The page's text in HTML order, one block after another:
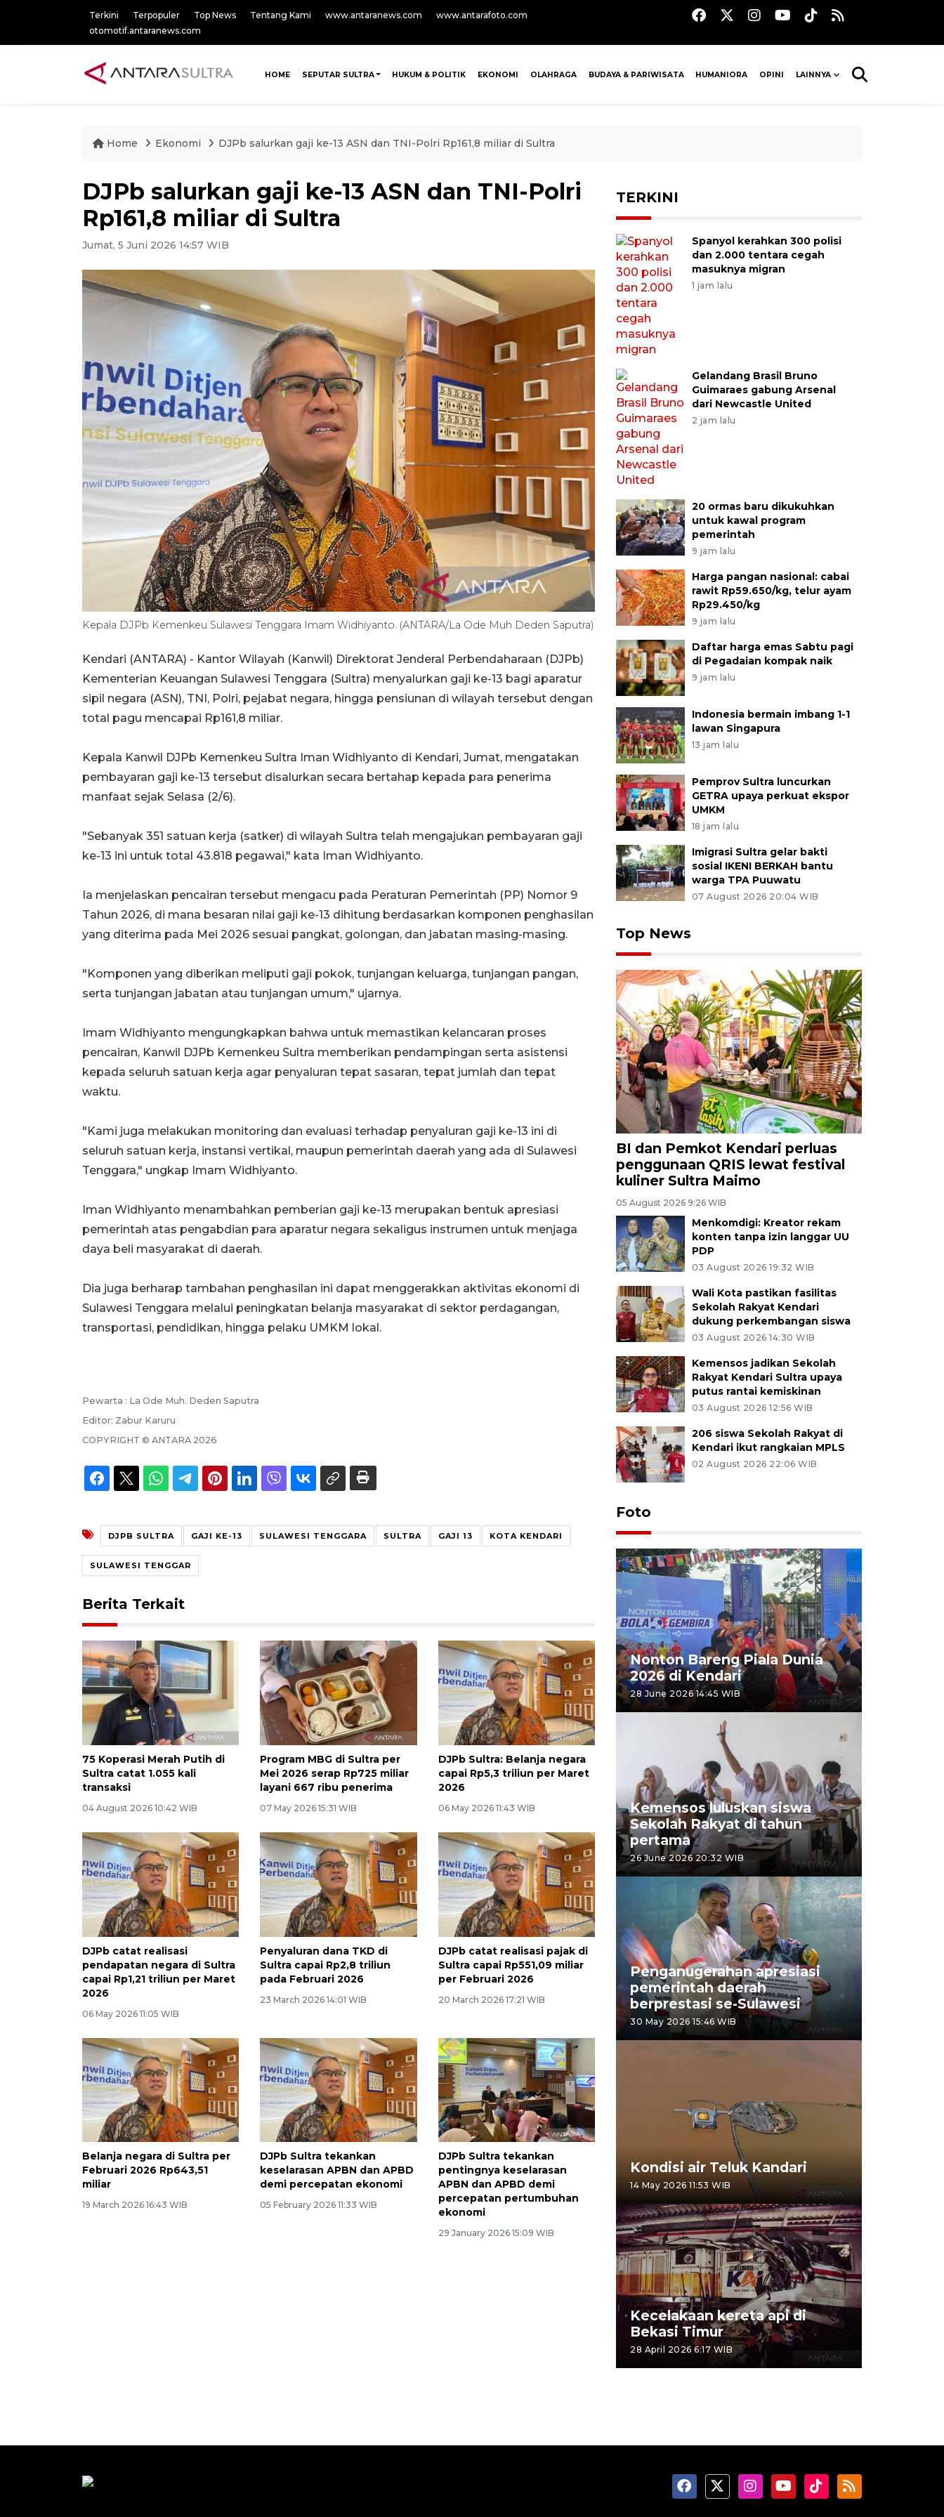
Terkini Terpopuler Top News Tentang Kami www.antaranews.com
www.antarafoto.com
otomotif.antaranews.com
HOME SEPUTAR SULTRA HUKUM & POLITIK EKONOMI OLAHRAGA BUDAYA & PARIWISATA HUMANIORA OPINI LAINNYA
Home Ekonomi DJPb salurkan gaji ke-13 ASN dan TNI-Polri Rp161,8 miliar di Sultra
DJPb salurkan gaji ke-13 ASN dan TNI-Polri
Rp161,8 miliar di Sultra
Jumat, 5 Juni 2026 14:57 WIB
Kepala DJPb Kemenkeu Sulawesi Tenggara Imam Widhiyanto. (ANTARA/La Ode Muh Deden Saputra)
Kendari (ANTARA) - Kantor Wilayah (Kanwil) Direktorat Jenderal Perbendaharaan (DJPb)
Kementerian Keuangan Sulawesi Tenggara (Sultra) menyalurkan gaji ke-13 bagi aparatur
sipil negara (ASN), TNI, Polri, pejabat negara, hingga pensiunan di wilayah tersebut dengan
total pagu mencapai Rp161,8 miliar.
Kepala Kanwil DJPb Kemenkeu Sultra Iman Widhiyanto di Kendari, Jumat, mengatakan
pembayaran gaji ke-13 tersebut disalurkan secara bertahap kepada para penerima
manfaat sejak Selasa (2/6).
"Sebanyak 351 satuan kerja (satker) di wilayah Sultra telah mengajukan pembayaran gaji
ke-13 ini untuk total 43.818 pegawai," kata Iman Widhiyanto.
Ia menjelaskan pencairan tersebut mengacu pada Peraturan Pemerintah (PP) Nomor 9
Tahun 2026, di mana besaran nilai gaji ke-13 dihitung berdasarkan komponen penghasilan
yang diterima pada Mei 2026 sesuai pangkat, golongan, dan jabatan masing-masing.
"Komponen yang diberikan meliputi gaji pokok, tunjangan keluarga, tunjangan pangan,
serta tunjangan jabatan atau tunjangan umum," ujarnya.
Imam Widhiyanto mengungkapkan bahwa untuk memastikan kelancaran proses
pencairan, Kanwil DJPb Kemenkeu Sultra memberikan pendampingan serta asistensi
kepada seluruh satuan kerja agar penyaluran tepat sasaran, tepat jumlah dan tepat
waktu.
"Kami juga melakukan monitoring dan evaluasi terhadap penyaluran gaji ke-13 ini di
seluruh satuan kerja, instansi vertikal, maupun pemerintah daerah yang ada di Sulawesi
Tenggara," ungkap Imam Widhiyanto.
Iman Widhiyanto menambahkan pemberian gaji ke-13 merupakan bentuk apresiasi
pemerintah atas pengabdian para aparatur negara sekaligus instrumen untuk menjaga
daya beli masyarakat di daerah.
Dia juga berharap tambahan penghasilan ini dapat menggerakkan aktivitas ekonomi di
Sulawesi Tenggara melalui peningkatan belanja masyarakat di sektor perdagangan,
transportasi, pendidikan, hingga pelaku UMKM lokal.
Pewarta : La Ode Muh. Deden Saputra
Editor: Zabur Karuru
COPYRIGHT © ANTARA 2026
DJPB SULTRA GAJI KE-13 SULAWESI TENGGARA SULTRA GAJI 13 KOTA KENDARI
SULAWESI TENGGAR
Berita Terkait
75 Koperasi Merah Putih di
Sultra catat 1.055 kali
transaksi
04 August 2026 10:42 WIB
Program MBG di Sultra per
Mei 2026 serap Rp725 miliar
layani 667 ribu penerima
07 May 2026 15:31 WIB
DJPb Sultra: Belanja negara
capai Rp5,3 triliun per Maret
2026
06 May 2026 11:43 WIB
DJPb catat realisasi
pendapatan negara di Sultra
capai Rp1,21 triliun per Maret
2026
06 May 2026 11:05 WIB
Penyaluran dana TKD di
Sultra capai Rp2,8 triliun
pada Februari 2026
23 March 2026 14:01 WIB
DJPb catat realisasi pajak di
Sultra capai Rp551,09 miliar
per Februari 2026
20 March 2026 17:21 WIB
Belanja negara di Sultra per
Februari 2026 Rp643,51
miliar
19 March 2026 16:43 WIB
DJPb Sultra tekankan
keselarasan APBN dan APBD
demi percepatan ekonomi
05 February 2026 11:33 WIB
DJPb Sultra tekankan
pentingnya keselarasan
APBN dan APBD demi
percepatan pertumbuhan
ekonomi
29 January 2026 15:09 WIB
TERKINI
Spanyol kerahkan 300 polisi
dan 2.000 tentara cegah
masuknya migran
1 jam lalu
Gelandang Brasil Bruno
Guimaraes gabung Arsenal
dari Newcastle United
2 jam lalu
20 ormas baru dikukuhkan
untuk kawal program
pemerintah
9 jam lalu
Harga pangan nasional: cabai
rawit Rp59.650/kg, telur ayam
Rp29.450/kg
9 jam lalu
Daftar harga emas Sabtu pagi
di Pegadaian kompak naik
9 jam lalu
Indonesia bermain imbang 1-1
lawan Singapura
13 jam lalu
Pemprov Sultra luncurkan
GETRA upaya perkuat ekspor
UMKM
18 jam lalu
Imigrasi Sultra gelar bakti
sosial IKENI BERKAH bantu
warga TPA Puuwatu
07 August 2026 20:04 WIB
Top News
BI dan Pemkot Kendari perluas
penggunaan QRIS lewat festival
kuliner Sultra Maimo
05 August 2026 9:26 WIB
Menkomdigi: Kreator rekam
konten tanpa izin langgar UU
PDP
03 August 2026 19:32 WIB
Wali Kota pastikan fasilitas
Sekolah Rakyat Kendari
dukung perkembangan siswa
03 August 2026 14:30 WIB
Kemensos jadikan Sekolah
Rakyat Kendari Sultra upaya
putus rantai kemiskinan
03 August 2026 12:56 WIB
206 siswa Sekolah Rakyat di
Kendari ikut rangkaian MPLS
02 August 2026 22:06 WIB
Foto
Nonton Bareng Piala Dunia
2026 di Kendari
28 June 2026 14:45 WIB
Kemensos luluskan siswa
Sekolah Rakyat di tahun
pertama
26 June 2026 20:32 WIB
Penganugerahan apresiasi
pemerintah daerah
berprestasi se-Sulawesi
30 May 2026 15:46 WIB
Kondisi air Teluk Kandari
14 May 2026 11:53 WIB
Kecelakaan kereta api di
Bekasi Timur
28 April 2026 6:17 WIB